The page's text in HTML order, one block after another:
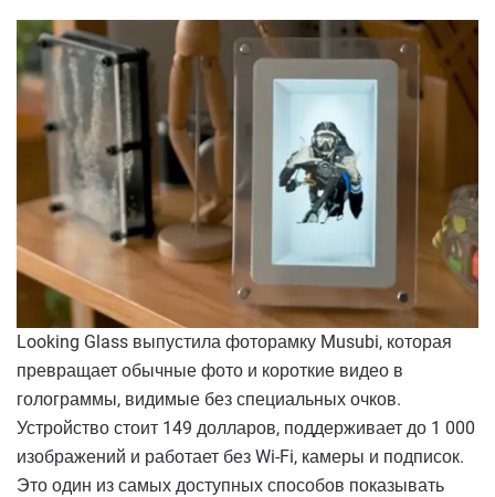
Looking Glass выпустила фоторамку Musubi, которая
превращает обычные фото и короткие видео в
голограммы, видимые без специальных очков.
Устройство стоит 149 долларов, поддерживает до 1 000
изображений и работает без Wi-Fi, камеры и подписок.
Это один из самых доступных способов показывать